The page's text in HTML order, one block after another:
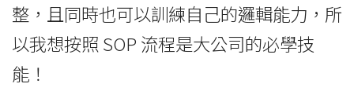
整，且同時也可以訓練自己的邏輯能力，所
以我想按照 SOP 流程是大公司的必學技
能！